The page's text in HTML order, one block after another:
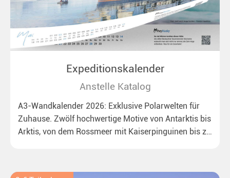
Expeditionskalender
Anstelle Katalog
A3-Wandkalender 2026: Exklusive Polarwelten für
Zuhause. Zwölf hochwertige Motive von Antarktis bis
Arktis, von dem Rossmeer mit Kaiserpinguinen bis zu